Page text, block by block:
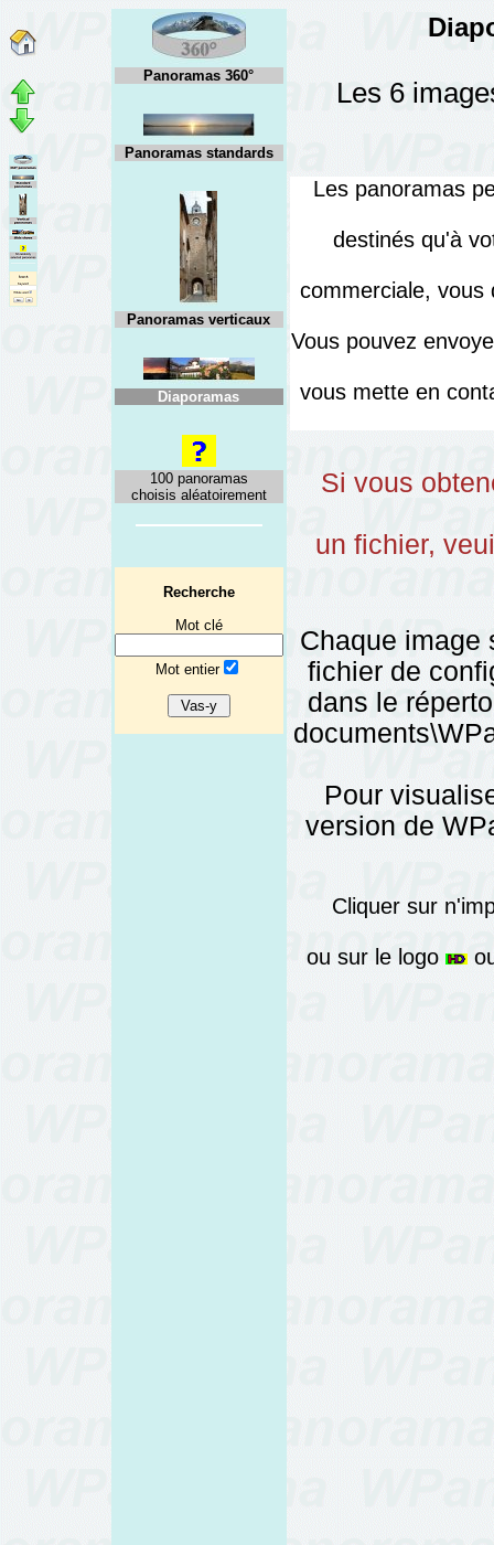
Panoramas 360°
Panoramas standards
Panoramas verticaux
Diaporamas
100 panoramas
choisis aléatoirement
Recherche
Mot clé
Mot entier
Les 6
Les panoramas
destinés qu'à
commerciale, vous
Vous pouvez
vous mette en
Si vous
un fichier,
Chaque
fichier de
dans le
Pour
version de
Cliquer sur
ou sur le logo